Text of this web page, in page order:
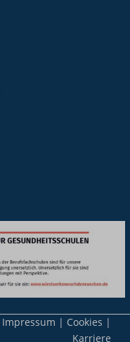
Impressum
Cookies
Karriere